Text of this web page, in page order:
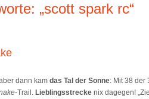
„scott spark rc“
dann kam das Tal der Sonne: Mit 38 der
-Trail. Lieblingsstrecke nix dagegen!